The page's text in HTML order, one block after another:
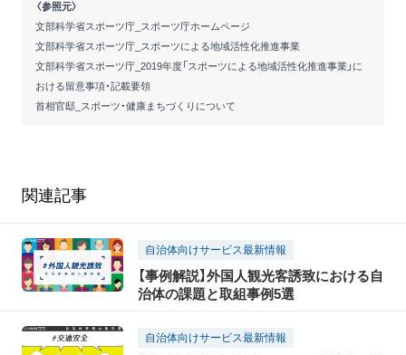
〈参照元〉
文部科学省スポーツ庁_スポーツ庁ホームページ
文部科学省スポーツ庁_スポーツによる地域活性化推進事業
文部科学省スポーツ庁_2019年度「スポーツによる地域活性化推進事業」に
おける留意事項・記載要領
首相官邸_スポーツ・健康まちづくりについて
関連記事
自治体向けサービス最新情報
【事例解説】外国人観光客誘致における自
治体の課題と取組事例5選
自治体向けサービス最新情報